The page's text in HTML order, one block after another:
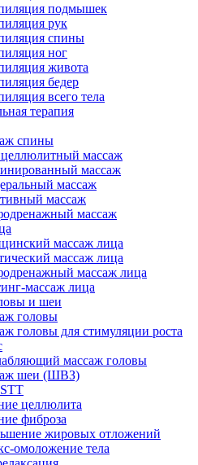
подмышек
рук
спины
ног
живота
бедер
всего тела
терапия
спины
массаж
массаж
массаж
массаж
массаж
массаж лица
массаж лица
массаж лица
массаж лица
и шеи
головы
головы для стимуляции роста
массаж головы
шеи (ШВЗ)
целлюлита
фиброза
жировых отложений
омоложение тела